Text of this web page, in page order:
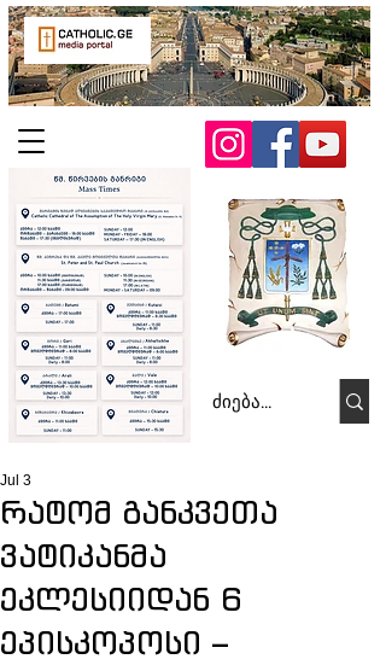
რატომ განკვეთა
ვატიკანმა
ეკლესიიდან 6
ეპისკოპოსი –
Jul 3